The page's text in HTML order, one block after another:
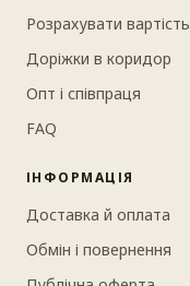
Розрахувати вартість
Доріжки в коридор
Опт і співпраця
FAQ
ІНФОРМАЦІЯ
Доставка й оплата
Обмін і повернення